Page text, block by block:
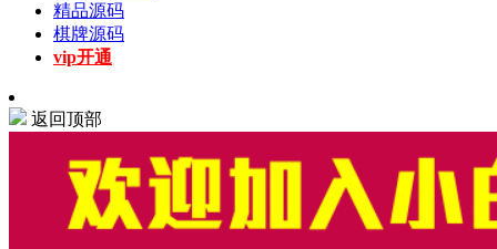
精品源码
棋牌源码
vip开通
返回顶部